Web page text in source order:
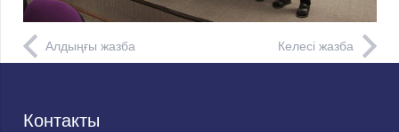
Алдыңғы жазба Келесі жазба
Контакты